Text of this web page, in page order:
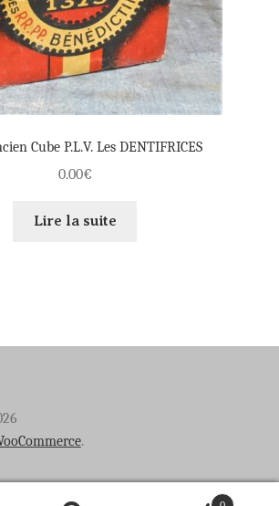
Cube P.L.V. Les DENTIFRICES
0.00€
Lire la suite
.